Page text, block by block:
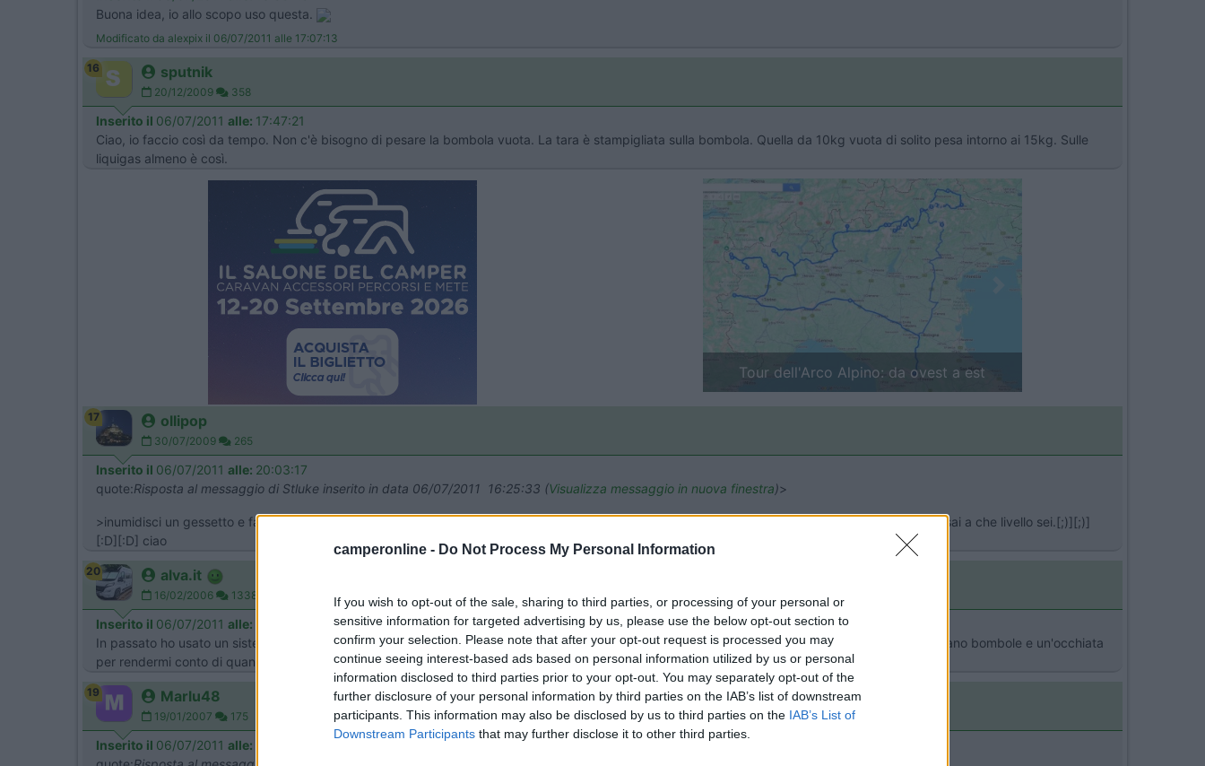
camperonline - Do Not Process My Personal Information
If you wish to opt-out of the sale, sharing to third parties, or processing of your personal or
sensitive information for targeted advertising by us, please use the below opt-out section to
confirm your selection. Please note that after your opt-out request is processed you may
continue seeing interest-based ads based on personal information utilized by us or personal
information disclosed to third parties prior to your opt-out. You may separately opt-out of the
further disclosure of your personal information by third parties on the IAB’s list of downstream
participants. This information may also be disclosed by us to third parties on the IAB’s List of
Downstream Participants that may further disclose it to other third parties.
Buona idea, io allo scopo uso questa.
Modificato da alexpix il 06/07/2011 alle 17:07:13
16 sputnik
20/12/2009 358
Inserito il 06/07/2011 alle: 17:47:21
Ciao, io faccio così da tempo. Non c'è bisogno di pesare la bombola vuota. La tara è stampigliata sulla bombola. Quella da 10kg vuota di solito pesa intorno ai 15kg. Sulle
liquigas almeno è così.
Finlandia in camper: il piccolo sentiero
Previous
17 ollipop
30/07/2009 265
Inserito il 06/07/2011 alle: 20:03:17
quote:Risposta al messaggio di Stluke inserito in data 06/07/2011 16:25:33 (Visualizza messaggio in nuova finestra)>
>inumidisci un gessetto e fai una riga verticale dall'alto in basso,dove il gesso asciuga prima non c'è piu gas,dove rimane bagnato c'è gas quindi sai a che livello sei.[;)][;)]
[:D][:D] ciao
20 alva.it
16/02/2006 13384
Inserito il 06/07/2011 alle:
In passato ho usato un sistema semplce ed efficace: una bilancia pesapersone meccanica posizionata sotto la bombola in uso. Bastava aprire il vano bombole e un'occhiata
per rendermi conto di quanto gas conteneva la bombola. Un nastro di carta con riportata la tara stampigliata sull'ogiva faceva il resto. [;)]alvaro
19 Marlu48
19/01/2007 175
Inserito il 06/07/2011 alle: